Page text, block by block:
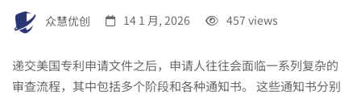
众慧优创 14 1 月, 2026 457 views
递交美国专利申请文件之后，申请人往往会面临一系列复杂的
审查流程，其中包括多个阶段和各种通知书。 这些通知书分别